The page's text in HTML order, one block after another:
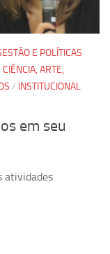
E POLÍTICAS
ARTE,
/ INSTITUCIONAL
em seu
atividades